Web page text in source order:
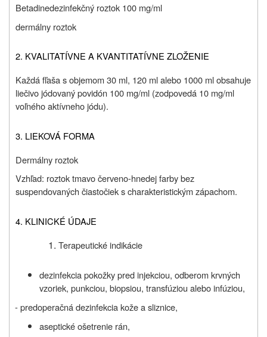
Betadinedezinfekčný roztok 100 mg/ml
dermálny roztok
2. KVALITATÍVNE A KVANTITATÍVNE ZLOŽENIE
Každá fľaša s objemom 30 ml, 120 ml alebo 1000 ml obsahuje
liečivo jódovaný povidón 100 mg/ml (zodpovedá 10 mg/ml
voľného aktívneho jódu).
3. LIEKOVÁ FORMA
Dermálny roztok
Vzhľad: roztok tmavo červeno-hnedej farby bez
suspendovaných čiastočiek s charakteristickým zápachom.
4. KLINICKÉ ÚDAJE
Terapeutické indikácie
dezinfekcia pokožky pred injekciou, odberom krvných
vzoriek, punkciou, biopsiou, transfúziou alebo infúziou,
- predoperačná dezinfekcia kože a sliznice,
aseptické ošetrenie rán,